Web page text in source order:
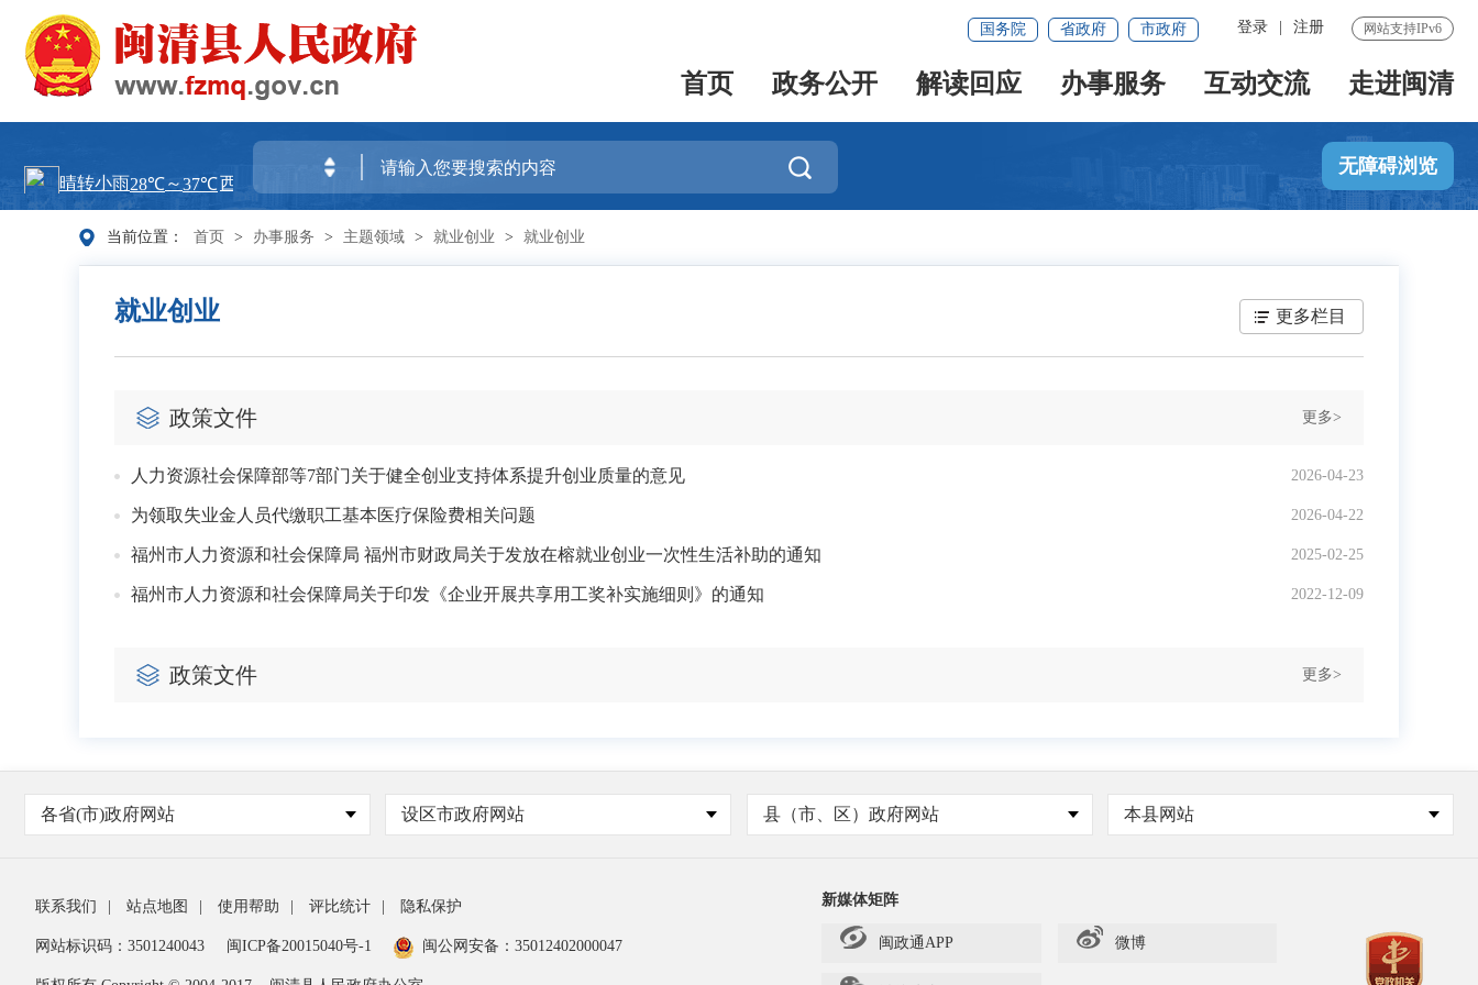
网站支持IPv6
登录 注册
国务院 省政府 市政府
首页 政务公开 解读回应 办事服务 互动交流 走进闽清
 无障碍浏览
当前位置： 首页 > 办事服务 > 主题领域 > 就业创业 > 就业创业
就业创业 更多栏目
政策文件 更多>
2026-04-23
人力资源社会保障部等7部门关于健全创业支持体系提升创业质量的意见
2026-04-22
为领取失业金人员代缴职工基本医疗保险费相关问题
2025-02-25
福州市人力资源和社会保障局 福州市财政局关于发放在榕就业创业一次性生活补助的通知
2022-12-09
福州市人力资源和社会保障局关于印发《企业开展共享用工奖补实施细则》的通知
政策文件 更多>
各省(市)政府网站 设区市政府网站 县（市、区）政府网站 本县网站
联系我们 站点地图 使用帮助 评比统计 隐私保护
网站标识码：3501240043 闽ICP备20015040号-1 闽公网安备： 35012402000047
新媒体矩阵
闽政通APP 微博